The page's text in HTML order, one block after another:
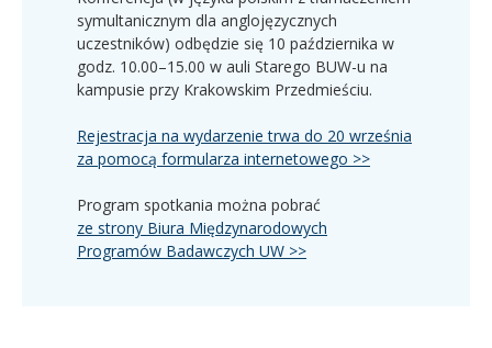
symultanicznym dla anglojęzycznych
uczestników) odbędzie się 10 października w
godz. 10.00–15.00 w auli Starego BUW-u na
kampusie przy Krakowskim Przedmieściu.
Rejestracja na wydarzenie trwa do 20 września
za pomocą formularza internetowego >>
Program spotkania można pobrać
ze strony Biura Międzynarodowych
Programów Badawczych UW >>